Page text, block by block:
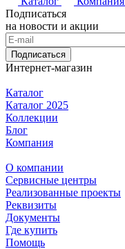
Подписаться
на новости и акции
Подписаться
Интернет-магазин
Каталог
Каталог 2025
Коллекции
Блог
Компания
О компании
Сервисные центры
Реализованные проекты
Реквизиты
Документы
Где купить
Помощь